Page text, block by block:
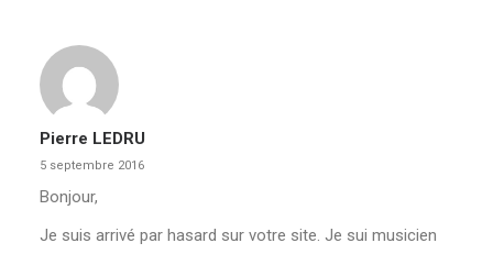
Pierre LEDRU
5 septembre 2016
Bonjour,
Je suis arrivé par hasard sur votre site. Je sui musicien